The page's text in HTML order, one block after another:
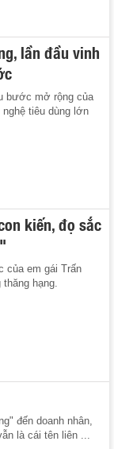
lần đầu vinh
bước mở rộng của
tiêu dùng lớn
kiến, đọ sắc
của em gái Trấn
thăng hạng.
đến doanh nhân,
là cái tên liên ...